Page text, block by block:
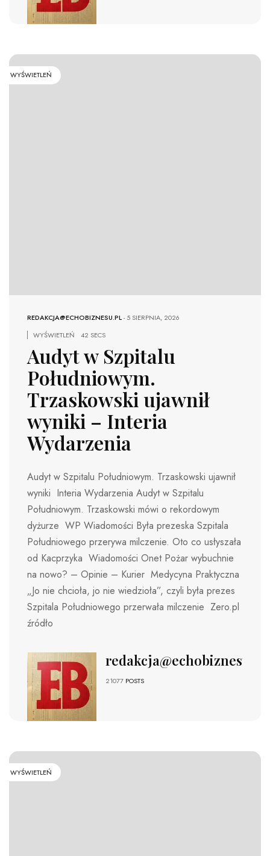
WYŚWIETLEŃ
REDAKCJA@ECHOBIZNESU.PL-5 SIERPNIA, 2026
WYŚWIETLEŃ
42 SECS
Audyt w Szpitalu
Południowym.
Trzaskowski ujawnił
wyniki – Interia
Wydarzenia
Audyt w Szpitalu Południowym. Trzaskowski ujawnił
wyniki Interia Wydarzenia Audyt w Szpitalu
Południowym. Trzaskowski mówi o rekordowym
dyżurze WP Wiadomości Była prezeska Szpitala
Południowego przerywa milczenie. Oto co usłyszała
od Kacprzyka Wiadomości Onet Pożar wybuchnie
na nowo? – Opinie – Kurier Medycyna Praktyczna
„Jo nie chcioła, jo nie wiedzioła”, czyli była prezes
Szpitala Południowego przerwała milczenie Zero.pl
źródło
redakcja@echobiznesu.pl
21077 POSTS
WYŚWIETLEŃ